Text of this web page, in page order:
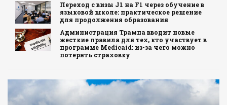
Переход с визы J1 на F1 через обучение в
языковой школе: практическое решение
для продолжения образования
Администрация Трампа вводит новые
жесткие правила для тех, кто участвует в
программе Medicaid: из-за чего можно
потерять страховку